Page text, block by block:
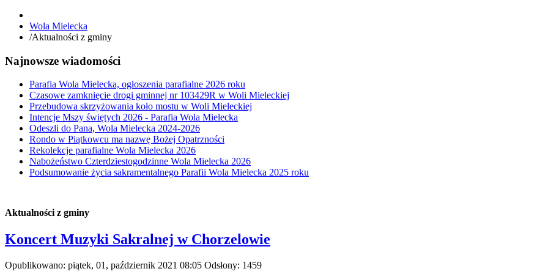
Wola Mielecka
/Aktualności z gminy
Najnowsze wiadomości
Parafia Wola Mielecka, ogłoszenia parafialne 2026 roku
Czasowe zamknięcie drogi gminnej nr 103429R w Woli Mieleckiej
Przebudowa skrzyżowania koło mostu w Woli Mieleckiej
Intencje Mszy świętych 2026 - Parafia Wola Mielecka
Odeszli do Pana, Wola Mielecka 2024-2026
Rondo w Piątkowcu ma nazwę Bożej Opatrzności
Rekolekcje parafialne Wola Mielecka 2026
Nabożeństwo Czterdziestogodzinne Wola Mielecka 2026
Podsumowanie życia sakramentalnego Parafii Wola Mielecka 2025 roku
Aktualności z gminy
Koncert Muzyki Sakralnej w Chorzelowie
Opublikowano: piątek, 01, październik 2021 08:05 Odsłony: 1459